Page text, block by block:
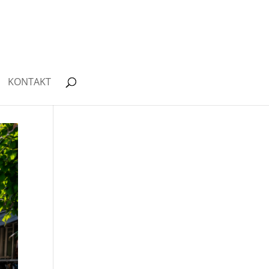
KONTAKT